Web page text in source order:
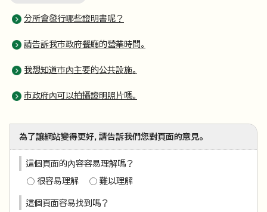
分所會發行哪些證明書呢？
請告訴我市政府餐廳的營業時間。
我想知道市內主要的公共設施。
市政府內可以拍攝證明照片嗎。
為了讓網站變得更好，請告訴我們您對頁面的意見。
這個頁面的內容容易理解嗎？
很容易理解 難以理解
這個頁面容易找到嗎？